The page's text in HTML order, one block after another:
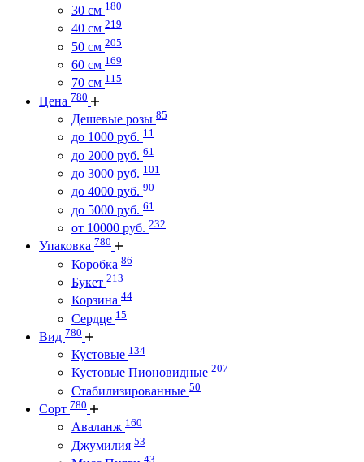
30 см 180
40 см 219
50 см 205
60 см 169
70 см 115
Цена 780
Дешевые розы 85
до 1000 руб. 11
до 2000 руб. 61
до 3000 руб. 101
до 4000 руб. 90
до 5000 руб. 61
от 10000 руб. 232
Упаковка 780
Коробка 86
Букет 213
Корзина 44
Сердце 15
Вид 780
Кустовые 134
Кустовые Пионовидные 207
Стабилизированные 50
Сорт 780
Аваланж 160
Джумилия 53
43